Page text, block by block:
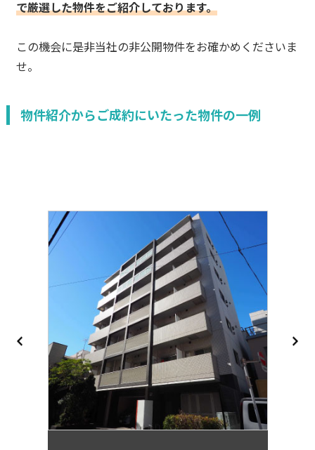
で厳選した物件をご紹介しております。
この機会に是非当社の非公開物件をお確かめくださいま
せ。
物件紹介からご成約にいたった物件の一例
Next